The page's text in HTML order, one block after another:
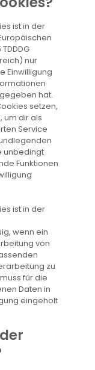
ist in der
nur
Einwilligung
hat.
setzen,
um dir als
Service
unbedingt
Funktionen
ist in der
wenn ein
von
zu
für die
Daten in
eingeholt